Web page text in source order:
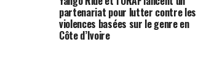
partenariat pour lutter contre les
violences basées sur le genre en
Côte d’Ivoire